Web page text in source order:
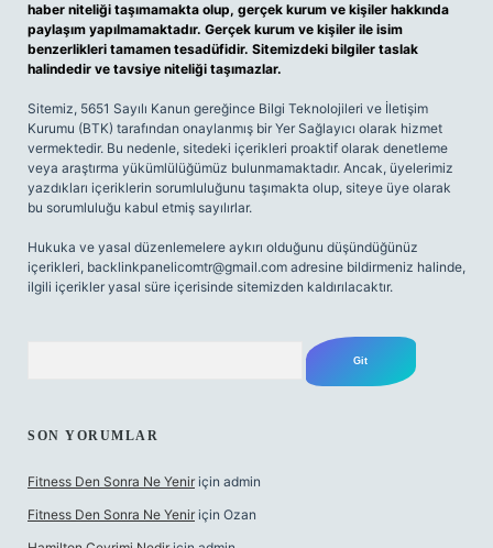
haber niteliği taşımamakta olup, gerçek kurum ve kişiler hakkında
paylaşım yapılmamaktadır. Gerçek kurum ve kişiler ile isim
benzerlikleri tamamen tesadüfidir. Sitemizdeki bilgiler taslak
halindedir ve tavsiye niteliği taşımazlar.
Sitemiz, 5651 Sayılı Kanun gereğince Bilgi Teknolojileri ve İletişim
Kurumu (BTK) tarafından onaylanmış bir Yer Sağlayıcı olarak hizmet
vermektedir. Bu nedenle, sitedeki içerikleri proaktif olarak denetleme
veya araştırma yükümlülüğümüz bulunmamaktadır. Ancak, üyelerimiz
yazdıkları içeriklerin sorumluluğunu taşımakta olup, siteye üye olarak
bu sorumluluğu kabul etmiş sayılırlar.
Hukuka ve yasal düzenlemelere aykırı olduğunu düşündüğünüz
içerikleri, backlinkpanelicomtr@gmail.com adresine bildirmeniz halinde,
ilgili içerikler yasal süre içerisinde sitemizden kaldırılacaktır.
SON YORUMLAR
Fitness Den Sonra Ne Yenir için admin
Fitness Den Sonra Ne Yenir için Ozan